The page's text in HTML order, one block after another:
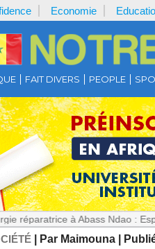
Economie
FAIT DIVERS PEOPLE
à Abass Ndao : Espoir sous
| Par Maimouna |